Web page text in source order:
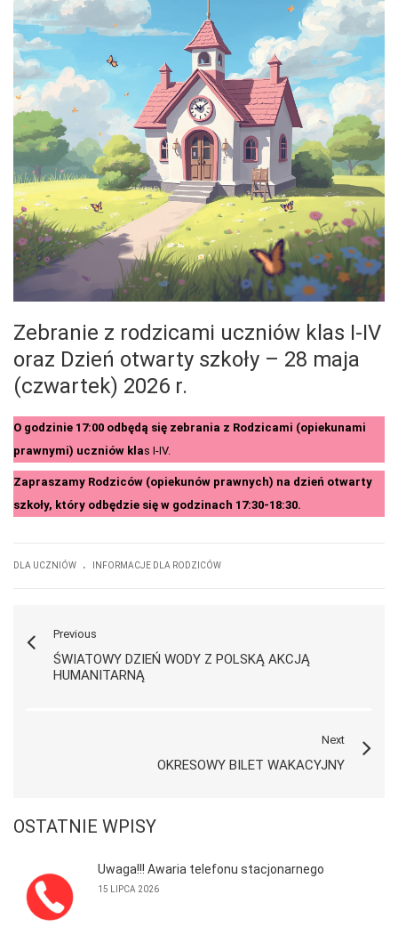
Zebranie z rodzicami uczniów klas I-IV
oraz Dzień otwarty szkoły – 28 maja
(czwartek) 2026 r.
O godzinie 17:00 odbędą się zebrania z Rodzicami (opiekunami
prawnymi) uczniów klas I-IV.
Zapraszamy Rodziców (opiekunów prawnych) na dzień otwarty
szkoły, który odbędzie się w godzinach 17:30-18:30.
DLA UCZNIÓW . INFORMACJE DLA RODZICÓW
Previous
ŚWIATOWY DZIEŃ WODY Z POLSKĄ AKCJĄ
HUMANITARNĄ
Next
OKRESOWY BILET WAKACYJNY
OSTATNIE WPISY
Uwaga!!! Awaria telefonu stacjonarnego
15 LIPCA 2026